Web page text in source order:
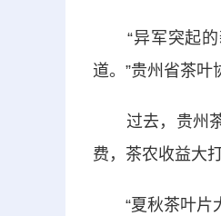
“异军突起的
道。”贵州省茶叶
过去，贵州茶
费，茶农收益大
“夏秋茶叶片大